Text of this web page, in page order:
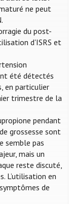
ne peut
du post-
d'ISRS et
été détectés
en particulier
trimestre de la
pendant
grossesse sont
semble pas
mais un
reste discuté,
L’utilisation en
de